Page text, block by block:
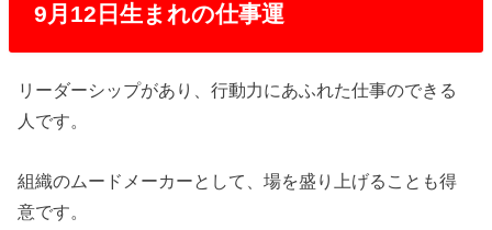
9月12日生まれの仕事運
リーダーシップがあり、行動力にあふれた仕事のできる
人です。
組織のムードメーカーとして、場を盛り上げることも得
意です。